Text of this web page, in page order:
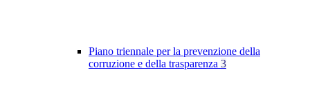
Piano triennale per la prevenzione della
corruzione e della trasparenza 3